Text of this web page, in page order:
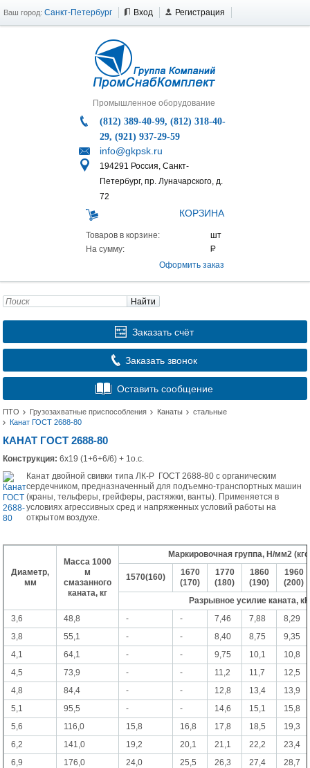
Ваш город: Санкт-Петербург Вход Регистрация
Промышленное оборудование
(812) 389-40-99, (812) 318-40-
29, (921) 937-29-59
info@gkpsk.ru
194291 Россия, Санкт-
Петербург, пр. Луначарского, д.
72
КОРЗИНА
Товаров в корзине:
На сумму:
Оформить заказ
Найти
Заказать счёт
Заказать звонок
Оставить сообщение
ПТО Грузозахватные приспособления Канаты
стальные
Канат ГОСТ 2688-80
КАНАТ ГОСТ 2688-80
Конструкция: 6х19 (1+6+6/6) + 1о.с.
Канат двойной свивки типа ЛК-Р ГОСТ 2688-80 с органическим
сердечником, предназначенный для подъемно-транспортных машин
(краны, тельферы, грейферы, растяжки, ванты). Применяется в
условиях агрессивных сред и напряженных условий работы на
открытом воздухе.
Диаметр,
мм
Масса 1000
м
смазанного
каната, кг
Маркировочная группа, Н/мм2
1570(160)
1670
(170)
1770
(180)
1860
(190)
1960
(200)
Разрывное усилие каната, кН
3,6
48,8 - - 7,46 7,88
8,29
3,8
55,1 - - 8,40 8,75
9,35
4,1
64,1 - - 9,75 10,1
10,8
4,5
73,9 - - 11,2 11,7
12,5
4,8
84,4 - - 12,8 13,4
13,9
5,1
95,5 - - 14,6 15,1
15,8
5,6
116,0 15,8 16,8 17,8 18,5
19,3
6,2
141,0 19,2 20,1 21,1 22,2
23,4
6,9
176,0 24,0 25,5 26,3 27,4
28,7